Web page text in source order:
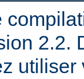
2.2.